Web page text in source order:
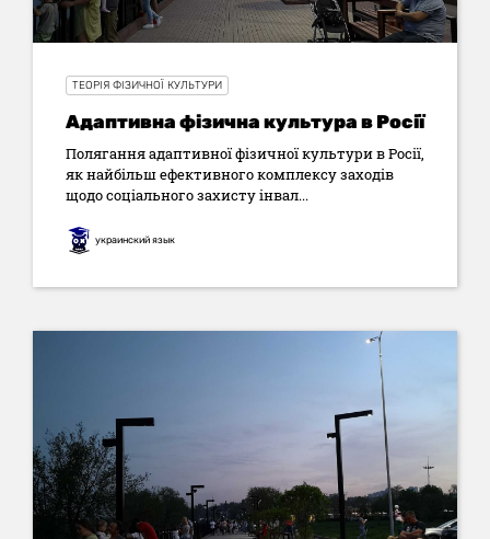
ТЕОРІЯ ФІЗИЧНОЇ КУЛЬТУРИ
Адаптивна фізична культура в Росії
Полягання адаптивної фізичної культури в Росії,
як найбільш ефективного комплексу заходів
щодо соціального захисту інвал...
украинский язык